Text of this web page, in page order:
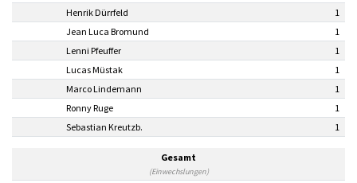
Henrik Dürrfeld
1
Jean Luca Bromund
1
Lenni Pfeuffer
1
Lucas Müstak
1
Marco Lindemann
1
Ronny Ruge
1
Sebastian Kreutzb.
1
Gesamt
(Einwechslungen)